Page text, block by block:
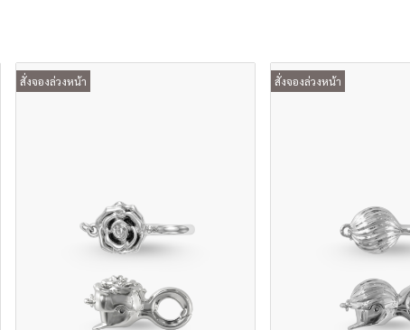
สั่งจองล่วงหน้า สั่งจองล่วงหน้า